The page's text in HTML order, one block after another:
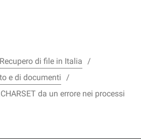
Recupero di file in Italia
e di documenti
da un errore nei processi